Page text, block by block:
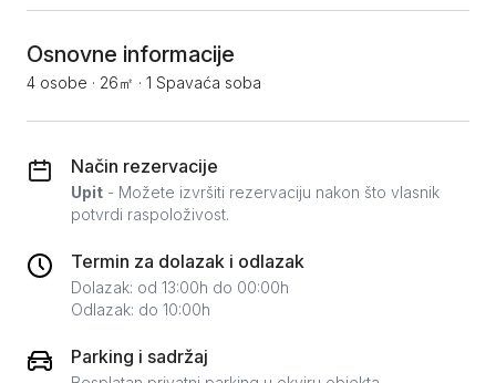
Osnovne informacije
4 osobe · 26㎡ · 1 Spavaća soba
Način rezervacije
Upit - Možete izvršiti rezervaciju nakon što vlasnik
potvrdi raspoloživost.
Termin za dolazak i odlazak
Dolazak: od 13:00h do 00:00h
Odlazak: do 10:00h
Parking i sadržaj